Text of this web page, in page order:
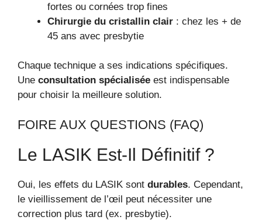
fortes ou cornées trop fines
Chirurgie du cristallin clair : chez les + de
45 ans avec presbytie
Chaque technique a ses indications spécifiques.
Une consultation spécialisée est indispensable
pour choisir la meilleure solution.
FOIRE AUX QUESTIONS (FAQ)
Le LASIK Est-Il Définitif ?
Oui, les effets du LASIK sont durables. Cependant,
le vieillissement de l’œil peut nécessiter une
correction plus tard (ex. presbytie).